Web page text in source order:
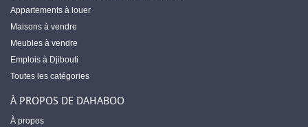
Appartements à louer
Maisons à vendre
Meubles à vendre
Emplois à Djibouti
Toutes les catégories
À PROPOS DE DAHABOO
À propos